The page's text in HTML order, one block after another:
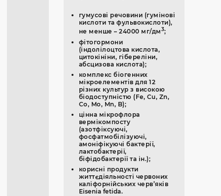
гумусові речовини (гумінові
кислоти та фульвокислоти),
не менше – 24000 мг/дм3;
фітогормони
(індолілоцтова кислота,
цитокініни, гібереліни,
абсцизова кислота);
комплекс біогенних
мікроелементів для 12
різних культур з високою
біодоступністю (Fe, Cu, Zn,
Co, Mo, Mn, B);
цінна мікрофлора
вермікомпосту
(азотфіксуючі,
фосфатмобілізуючі,
амоніфікуючі бактерії,
лактобактерії,
біфідобактерії та ін.);
корисні продукти
життєдіяльності червоних
каліфорнійських черв’яків
Eisenia fetida.